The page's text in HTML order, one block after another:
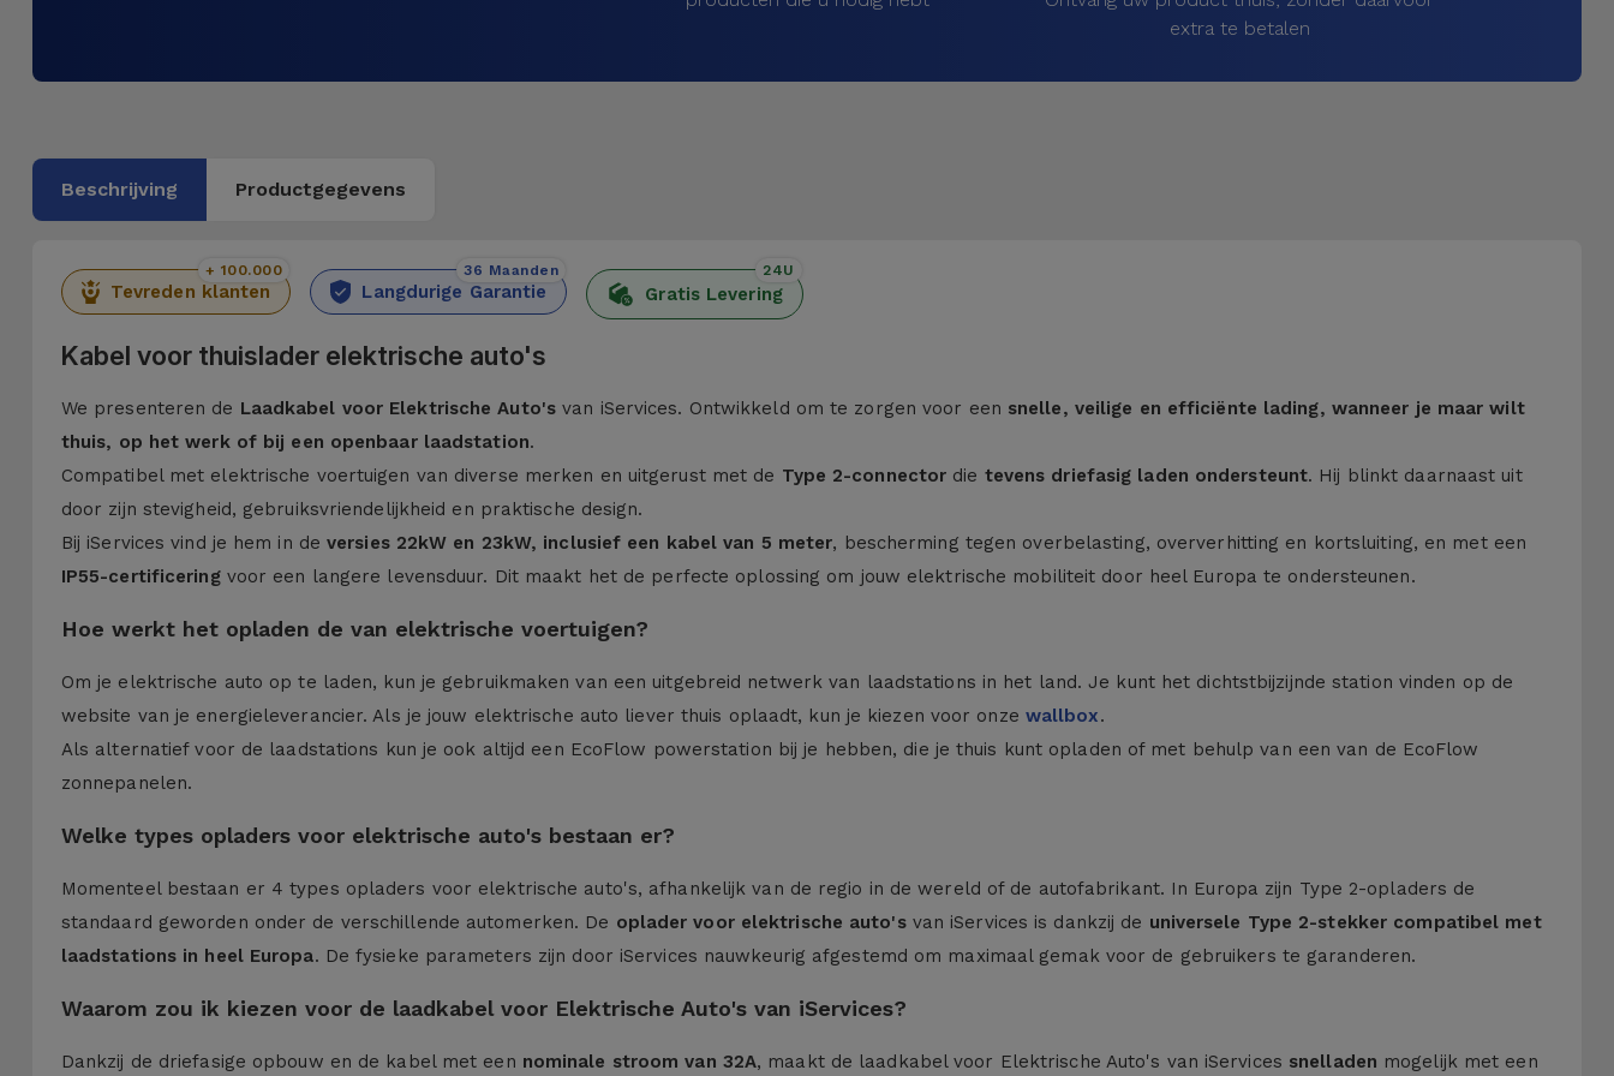
extra te betalen
Beschrijving Productgegevens
Tevreden klanten
+ 100.000
Langdurige Garantie
36 Maanden
Gratis Levering
24U
Kabel voor thuislader elektrische auto's
We presenteren de Laadkabel voor Elektrische Auto's van iServices. Ontwikkeld om te zorgen voor een snelle, veilige en efficiënte lading, wanneer je maar wilt
thuis, op het werk of bij een openbaar laadstation.
Compatibel met elektrische voertuigen van diverse merken en uitgerust met de Type 2-connector die tevens driefasig laden ondersteunt. Hij blinkt daarnaast uit
door zijn stevigheid, gebruiksvriendelijkheid en praktische design.
Bij iServices vind je hem in deversies 22kW en 23kW, inclusief een kabel van 5 meter, bescherming tegen overbelasting, oververhitting en kortsluiting, en met een
IP55-certificeringvoor een langere levensduur. Dit maakt het de perfecte oplossing om jouw elektrische mobiliteit door heel Europa te ondersteunen.
Hoe werkt het opladen de van elektrische voertuigen?
Om je elektrische auto op te laden, kun je gebruikmaken van een uitgebreid netwerk van laadstations in het land. Je kunt het dichtstbijzijnde station vinden op de
website van je energieleverancier. Als je jouw elektrische auto liever thuis oplaadt, kun je kiezen voor onze wallbox.
Als alternatief voor de laadstations kun je ook altijd een EcoFlow powerstation bij je hebben, die je thuis kunt opladen of met behulp van een van de EcoFlow
zonnepanelen.
Welke types opladers voor elektrische auto's bestaan er?
Momenteel bestaan er 4 types opladers voor elektrische auto's, afhankelijk van de regio in de wereld of de autofabrikant. In Europa zijn Type 2-opladers de
standaard geworden onder de verschillende automerken. De oplader voor elektrische auto'svan iServices is dankzij de universele Type 2-stekker compatibel met
laadstations in heel Europa. De fysieke parameters zijn door iServices nauwkeurig afgestemd om maximaal gemak voor de gebruikers te garanderen.
Waarom zou ik kiezen voor de laadkabel voor Elektrische Auto's van iServices?
Dankzij de driefasige opbouw en de kabel met een nominale stroom van 32A, maakt de laadkabel voor Elektrische Auto's van iServices snelladen mogelijk met een